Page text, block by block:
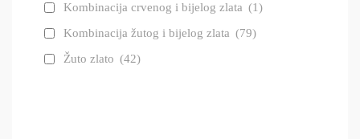
Kombinacija crvenog i bijelog zlata (1)
Kombinacija žutog i bijelog zlata (79)
Žuto zlato (42)